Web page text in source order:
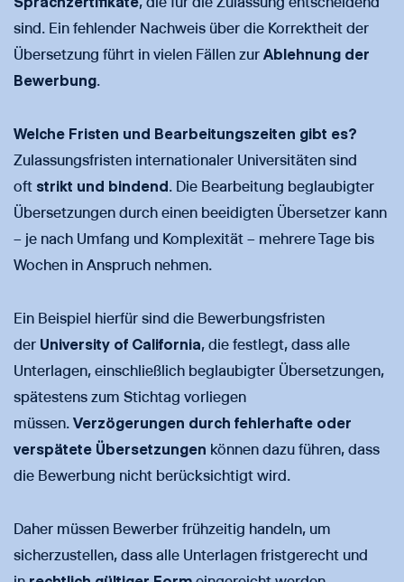
sind. Ein fehlender Nachweis über die Korrektheit der
Übersetzung führt in vielen Fällen zur Ablehnung der
Bewerbung.
Welche Fristen und Bearbeitungszeiten gibt es?
Zulassungsfristen internationaler Universitäten sind
oft strikt und bindend. Die Bearbeitung beglaubigter
Übersetzungen durch einen beeidigten Übersetzer kann
– je nach Umfang und Komplexität – mehrere Tage bis
Wochen in Anspruch nehmen.
Ein Beispiel hierfür sind die Bewerbungsfristen
der University of California, die festlegt, dass alle
Unterlagen, einschließlich beglaubigter Übersetzungen,
spätestens zum Stichtag vorliegen
müssen. Verzögerungen durch fehlerhafte oder
verspätete Übersetzungen können dazu führen, dass
die Bewerbung nicht berücksichtigt wird.
Daher müssen Bewerber frühzeitig handeln, um
sicherzustellen, dass alle Unterlagen fristgerecht und